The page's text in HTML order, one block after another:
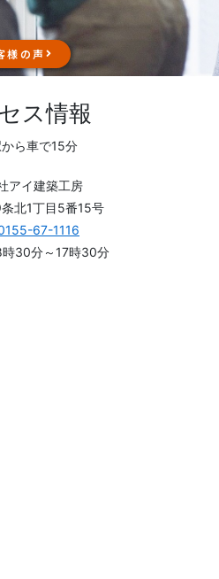
様の声
ス情報
ら車で15分
アイ建築工房
北1丁目5番15号
67-1116
30分～17時30分